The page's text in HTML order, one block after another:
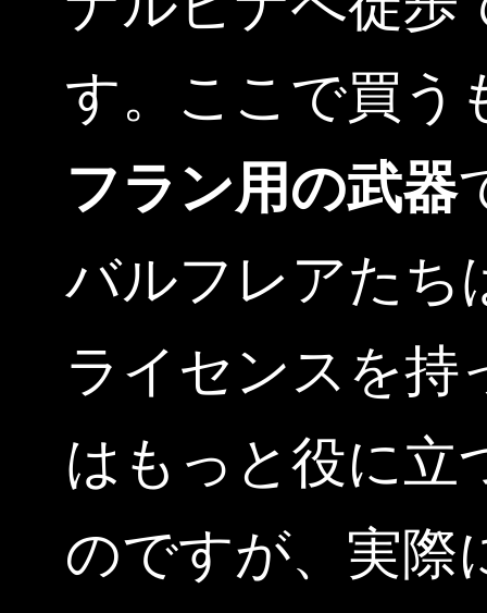
す。ここで買う
フラン用の武器
バルフレアたち
ライセンスを持
はもっと役に立
のですが、実際